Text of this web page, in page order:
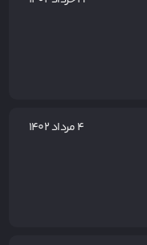
۴ مرداد ۱۴۰۲